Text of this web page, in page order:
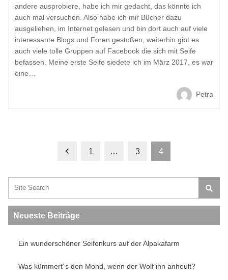
andere ausprobiere, habe ich mir gedacht, das könnte ich
auch mal versuchen. Also habe ich mir Bücher dazu
ausgeliehen, im Internet gelesen und bin dort auch auf viele
interessante Blogs und Foren gestoßen, weiterhin gibt es
auch viele tolle Gruppen auf Facebook die sich mit Seife
befassen. Meine erste Seife siedete ich im März 2017, es war
eine…
Petra
1 … 3 4
Neueste Beiträge
Ein wunderschöner Seifenkurs auf der Alpakafarm
Was kümmert´s den Mond, wenn der Wolf ihn anheult?